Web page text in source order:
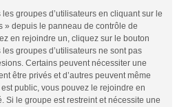
groupes d’utilisateurs en cliquant sur le
» depuis le panneau de contrôle de
en rejoindre un, cliquez sur le bouton
groupes d’utilisateurs ne sont pas
Certains peuvent nécessiter une
être privés et d’autres peuvent même
public, vous pouvez le rejoindre en
Si le groupe est restreint et nécessite une